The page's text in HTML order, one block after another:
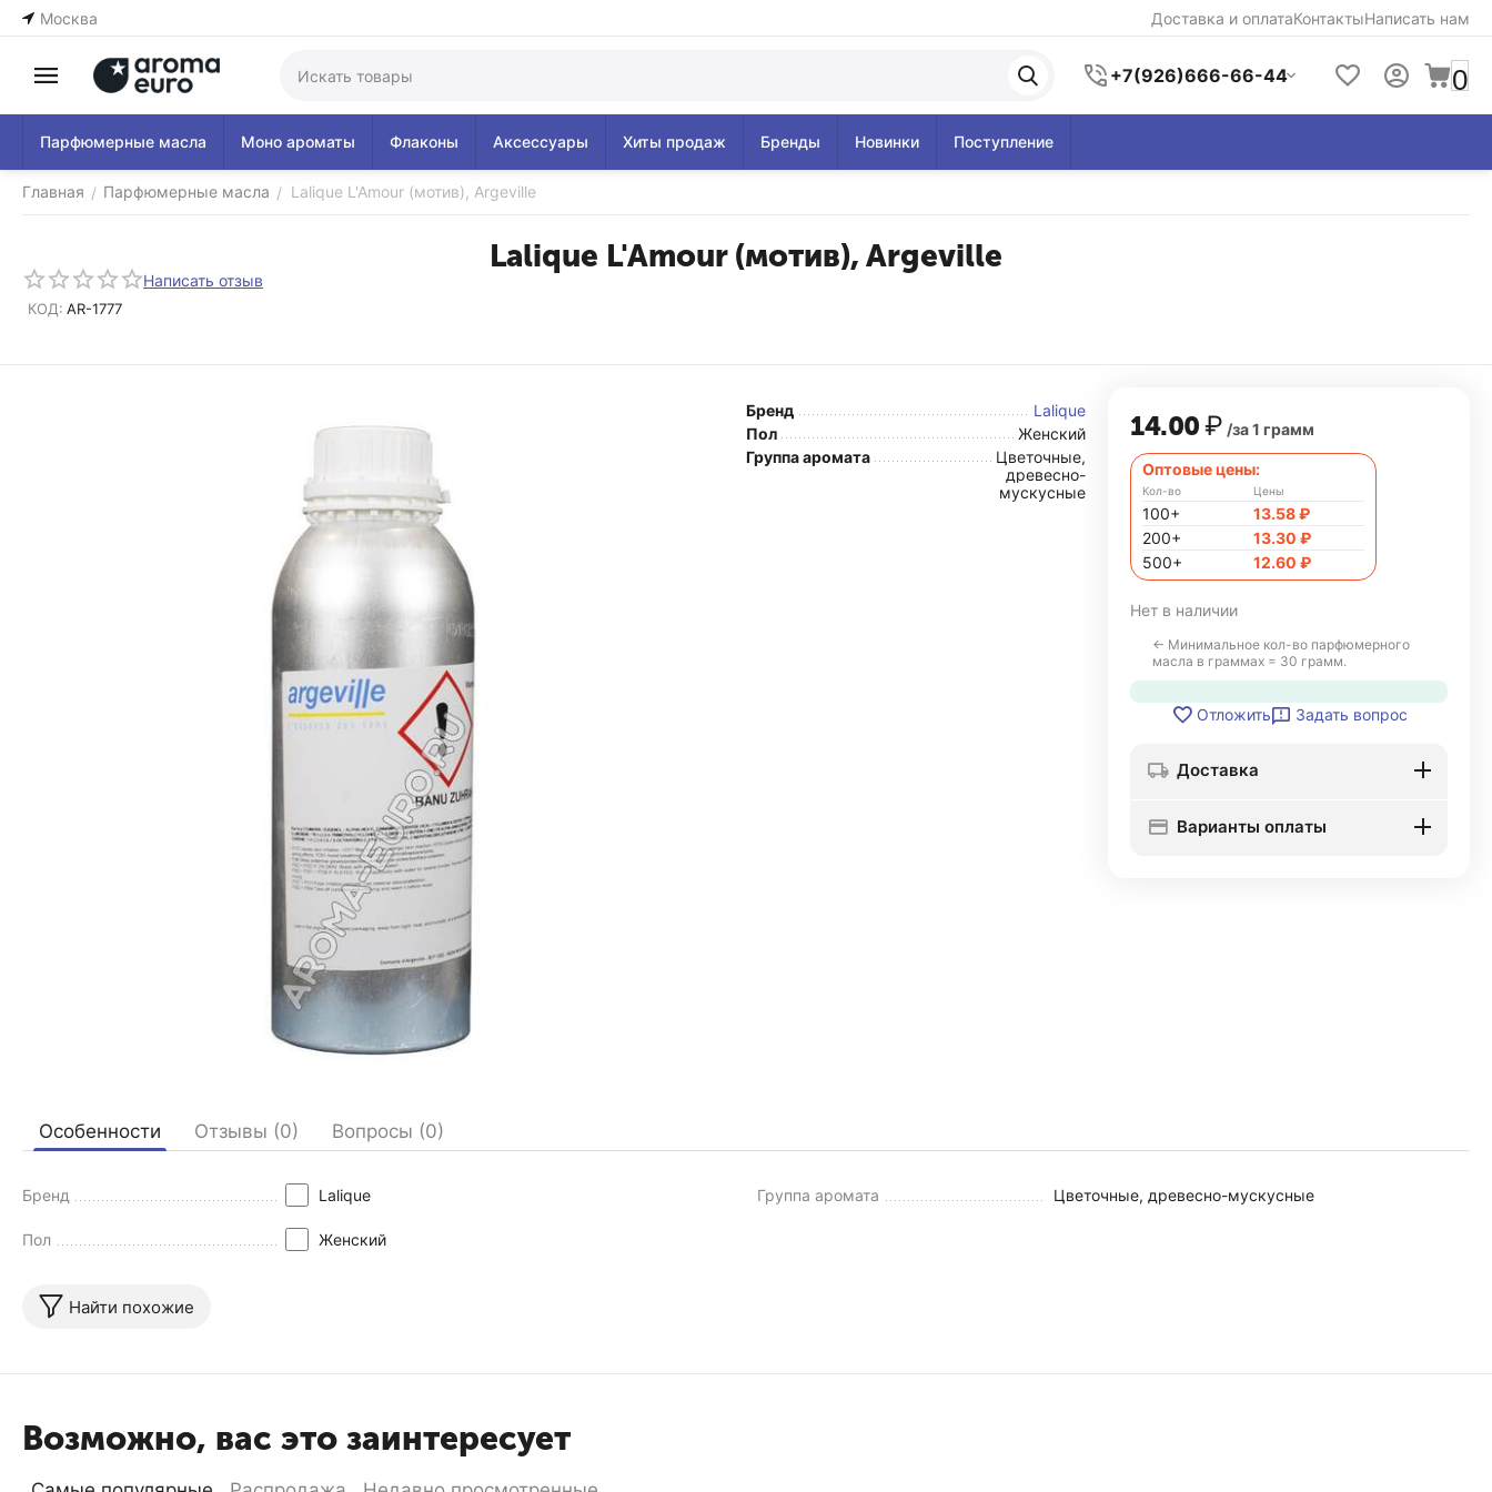
Москва Доставка и оплатаКонтактыНаписать нам
+7(926)666-66-44 0
Парфюмерные масла Моно ароматы Флаконы Аксессуары Хиты продаж Бренды Новинки Поступление
Главная / Парфюмерные масла / Lalique L'Amour (мотив), Argeville
Lalique L'Amour (мотив), Argeville
Написать отзыв
КОД: AR-1777
Бренд
Lalique
Пол
Женский
Группа аромата
Цветочные,
древесно-
мускусные
14.00₽ /за 1 грамм
Оптовые цены:
Кол-во
100+
200+
500+
Цены
13.58₽
13.30 ₽
12.60 ₽
Нет в наличии
← Минимальное кол-во парфюмерного
масла в граммах = 30 грамм.
Отложить Задать вопрос
Доставка
Варианты оплаты
Особенности Отзывы (0) Вопросы (0)
Бренд Lalique
Пол Женский
Группа аромата Цветочные, древесно-мускусные
Найти похожие
Возможно, вас это заинтересует